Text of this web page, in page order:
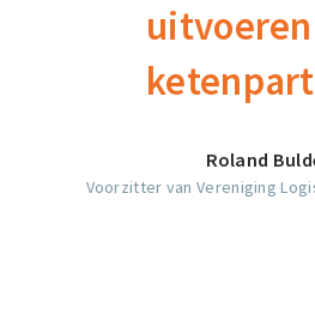
Roland
Voorzitter van Vereniging